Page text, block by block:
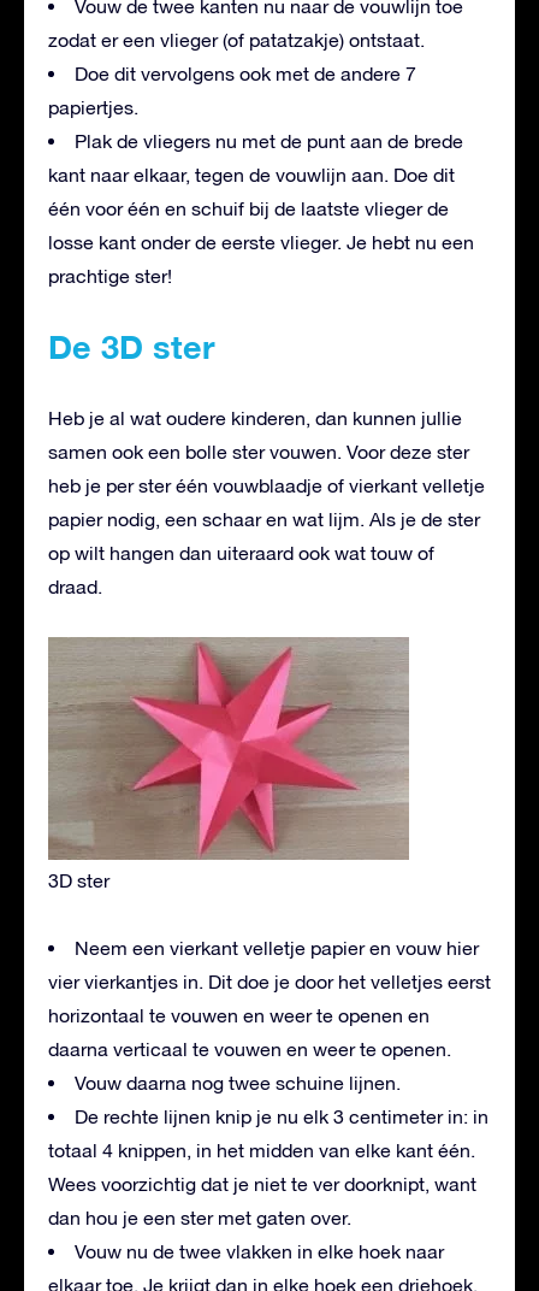
Vouw de twee kanten nu naar de vouwlijn toe
zodat er een vlieger (of patatzakje) ontstaat.
Doe dit vervolgens ook met de andere 7
papiertjes.
Plak de vliegers nu met de punt aan de brede
kant naar elkaar, tegen de vouwlijn aan. Doe dit
één voor één en schuif bij de laatste vlieger de
losse kant onder de eerste vlieger. Je hebt nu een
prachtige ster!
De 3D ster
Heb je al wat oudere kinderen, dan kunnen jullie
samen ook een bolle ster vouwen. Voor deze ster
heb je per ster één vouwblaadje of vierkant velletje
papier nodig, een schaar en wat lijm. Als je de ster
op wilt hangen dan uiteraard ook wat touw of
draad.
3D ster
Neem een vierkant velletje papier en vouw hier
vier vierkantjes in. Dit doe je door het velletjes eerst
horizontaal te vouwen en weer te openen en
daarna verticaal te vouwen en weer te openen.
Vouw daarna nog twee schuine lijnen.
De rechte lijnen knip je nu elk 3 centimeter in: in
totaal 4 knippen, in het midden van elke kant één.
Wees voorzichtig dat je niet te ver doorknipt, want
dan hou je een ster met gaten over.
Vouw nu de twee vlakken in elke hoek naar
elkaar toe. Je krijgt dan in elke hoek een driehoek.